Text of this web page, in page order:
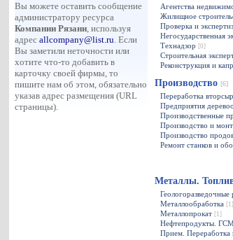
Вы можете оставить сообщение
администратору ресурса
Компании Рязани, используя
адресallcompany@list.ru. Если
Вы заметили неточности или
хотите что-то добавить в
карточку своей фирмы, то
пишите нам об этом, обязательно
указав адрес размещения (URL
страницы).
Агентства
Жилищное
Проверка и
Негосударственная
Технадзор[0]
Строительная
Реконструкция и
Производство [6]
Переработка
Предприятия
Производственные
Производство и
Производство
Ремонт станков и
Металлы.
Металлообработка[1]
Металлопрокат[1]
Нефтепродукты.
Прием. Переработка